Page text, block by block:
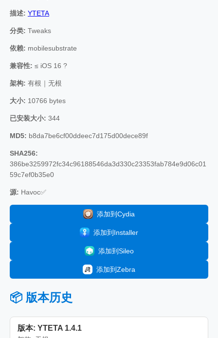
描述: YTETA
分类: Tweaks
依赖: mobilesubstrate
兼容性: ≤ iOS 16 ?
架构: 有根｜无根
大小: 10766 bytes
已安装大小: 344
MD5: b8da7be6cf00ddeec7d175d00dece89f
SHA256:
386be3259972fc34c96188546da3d330c23353fab784e9d06c01
59c7ef0b35e0
源: Havoc✅
添加到Cydia
添加到Installer
添加到Sileo
添加到Zebra
📦 版本历史
版本: YTETA 1.4.1